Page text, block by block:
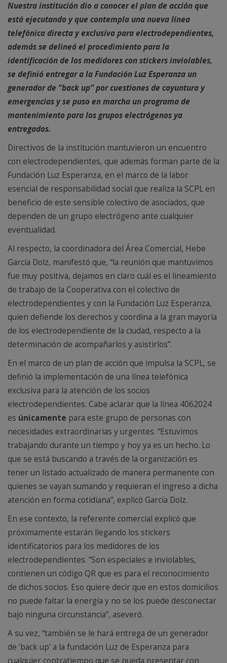
Nuestra institución dio a conocer el plan de acción que
está ejecutando y que contempla una nueva línea
telefónica directa y exclusiva para electrodependientes,
además se delineó el procedimiento para la
identificación de los medidores con stickers inviolables,
se definió entregar a la Fundación Luz Esperanza un
generador de “back up” por cuestiones de coyuntura y
emergencias y se puso en marcha un programa de
mantenimiento para los grupos electrógenos ya
entregados.
Directivos de la institución mantuvieron un encuentro
con electrodependientes, que además forman parte de la
Fundación Luz Esperanza, en el marco de la labor
esencial de responsabilidad social que realiza la SCPL en
beneficio de este sensible colectivo de asociados, que
dependen de un grupo electrógeno ante cualquier
eventualidad.
Al respecto, la coordinadora del Área Comercial, Hebe
García Dolz, manifestó que, “la reunión que mantuvimos
fue muy positiva, dejamos en claro cuál es el lineamiento
de trabajo de la Cooperativa con el colectivo de
electrodependientes y con la Fundación Luz Esperanza,
quien defiende los derechos y coordina a la gran mayoría
de los electrodependiente de la ciudad, respecto a la
determinación de acompañarlos y asistirlos”.
En el marco de un plan de acción que impulsa la SCPL, se
definió la implementación de una línea telefónica
exclusiva para la atención de los socios
electrodependientes. Cabe aclarar que la línea 4062024
es únicamente para este grupo de personas con
necesidades extraordinarias y urgentes. “Estuvimos
trabajando durante un tiempo y hoy ya es un hecho. Lo
que se está buscando a través de la organización es
tener un listado actualizado de manera permanente con
quienes se vayan sumando y requieran el ingreso a dicha
atención en forma cotidiana”, explicó García Dolz.
En ese contexto, la referente comercial explicó que
próximamente estarán llegando los stickers
identificatorios para los medidores de los
electrodependientes. “Son especiales e inviolables,
contienen un código QR que es para el reconocimiento
de dichos socios. Eso quiere decir que en estos domicilios
no puede faltar la energía y no se los puede desconectar
bajo ninguna circunstancia”, aseveró.
A su vez, “también se le hará entrega de un generador
de ‘back up’ a la fundación Luz de Esperanza para
cualquier contratiempo que se pueda presentar con